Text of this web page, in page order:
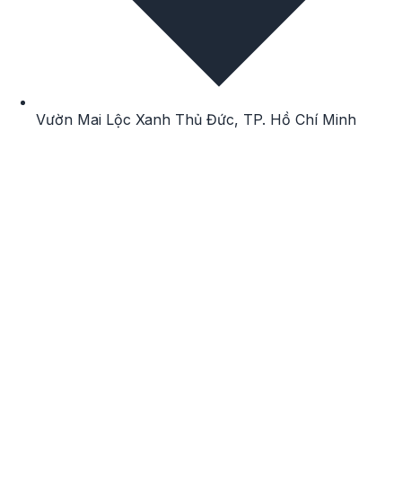
Vườn Mai Lộc Xanh Thủ Đức, TP. Hồ Chí Minh